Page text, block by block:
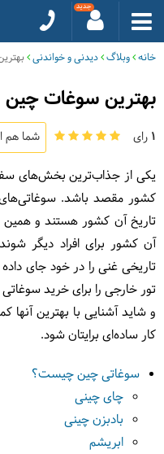
خانه وبلاگ دیدنی و خواندنی
بهترین سوغات چین
1 رای شما هم
یکی از جذاب‌ترین بخش‌های
کشور مقصد باشد.
تاریخ آن کشور هستند و همین
آن کشور برای افراد دیگر
تاریخی غنی را در خود جای
تور خارجی را برای خرید
و شاید آشنایی با بهترین
کار ساده‌ای برایتان شود.
سوغاتی چین چیست؟
چای چینی
بادبزن چینی
ابریشم